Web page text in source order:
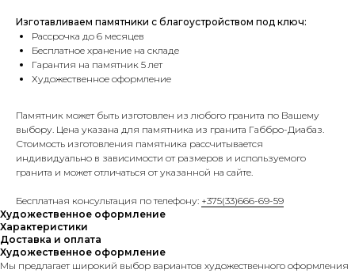
Изготавливаем памятники с благоустройством под ключ:
Рассрочка до 6 месяцев
Бесплатное хранение на складе
Гарантия на памятник 5 лет
Художественное оформление
Памятник может быть изготовлен из любого гранита по Вашему
выбору. Цена указана для памятника из гранита Габбро-Диабаз.
Стоимость изготовления памятника рассчитывается
индивидуально в зависимости от размеров и используемого
гранита и может отличаться от указанной на сайте.
Бесплатная консультация по телефону: +375(33)666-69-59
Художественное оформление
Характеристики
Доставка и оплата
Художественное оформление
Мы предлагает широкий выбор вариантов художественного оформления